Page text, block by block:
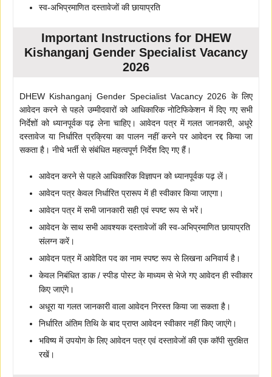
स्व-अभिप्रमाणित दस्तावेजों की छायाप्रति
Important Instructions for DHEW
Kishanganj Gender Specialist Vacancy
2026
DHEW Kishanganj Gender Specialist Vacancy 2026 के लिए
आवेदन करने से पहले उम्मीदवारों को आधिकारिक नोटिफिकेशन में दिए गए सभी
निर्देशों को ध्यानपूर्वक पढ़ लेना चाहिए। आवेदन पत्र में गलत जानकारी, अधूरे
दस्तावेज या निर्धारित प्रक्रिया का पालन नहीं करने पर आवेदन रद्द किया जा
सकता है। नीचे भर्ती से संबंधित महत्वपूर्ण निर्देश दिए गए हैं।
आवेदन करने से पहले आधिकारिक विज्ञापन को ध्यानपूर्वक पढ़ लें।
आवेदन पत्र केवल निर्धारित प्रारूप में ही स्वीकार किया जाएगा।
आवेदन पत्र में सभी जानकारी सही एवं स्पष्ट रूप से भरें।
आवेदन के साथ सभी आवश्यक दस्तावेजों की स्व-अभिप्रमाणित छायाप्रति
संलग्न करें।
आवेदन पत्र में आवेदित पद का नाम स्पष्ट रूप से लिखना अनिवार्य है।
केवल निबंधित डाक / स्पीड पोस्ट के माध्यम से भेजे गए आवेदन ही स्वीकार
किए जाएंगे।
अधूरा या गलत जानकारी वाला आवेदन निरस्त किया जा सकता है।
निर्धारित अंतिम तिथि के बाद प्राप्त आवेदन स्वीकार नहीं किए जाएंगे।
भविष्य में उपयोग के लिए आवेदन पत्र एवं दस्तावेजों की एक कॉपी सुरक्षित
रखें।